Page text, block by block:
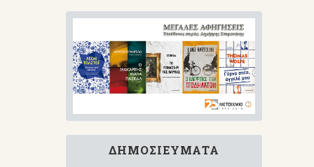
ΔΗΜΟΣΙΕΎΜΑΤΑ